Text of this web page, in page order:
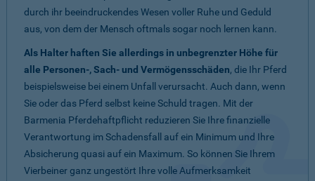
durch ihr beeindruckendes Wesen voller Ruhe und Geduld
aus, von dem der Mensch oftmals sogar noch lernen kann.
Als Halter haften Sie allerdings in unbegrenzter Höhe für
alle Personen-, Sach- und Vermögensschäden, die Ihr Pferd
beispielsweise bei einem Unfall verursacht. Auch dann, wenn
Sie oder das Pferd selbst keine Schuld tragen. Mit der
Barmenia Pferdehaftpflicht reduzieren Sie Ihre finanzielle
Verantwortung im Schadensfall auf ein Minimum und Ihre
Absicherung quasi auf ein Maximum. So können Sie Ihrem
Vierbeiner ganz ungestört Ihre volle Aufmerksamkeit